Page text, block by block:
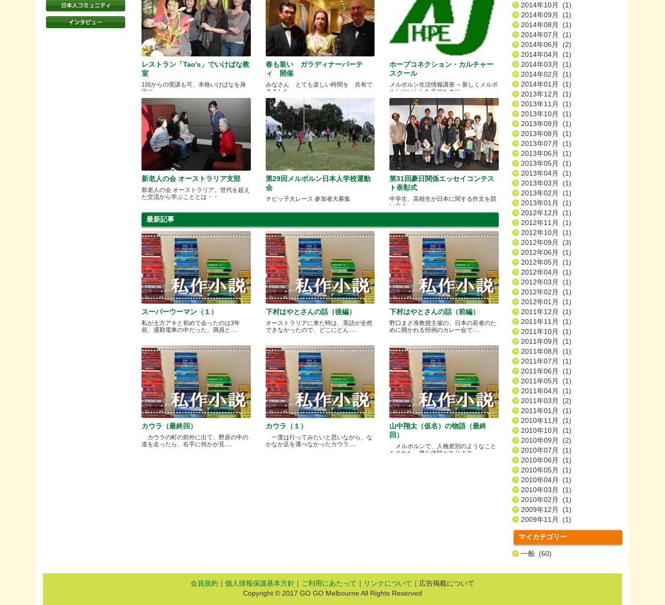
レストラン「Tao's」でいけばな教
室
1回からの受講も可、本格いけばなを身
近に
春も装い ガラディナーパーテ
ィ 開催
みなさん とても楽しい時間を 共有で
きました
ホープコネクション・カルチャー
スクール
メルボルン生活情報講座 ～新しくメルボ
ルンにいらした方のために～
新老人の会 オーストラリア支部
新老人の会 オーストラリア。世代を超え
た交流から学ぶこととは・・
第29回メルボルン日本人学校運動
会
チビッ子大レース 参加者大募集
第31回豪日関係エッセイコンテス
ト表彰式
中学生、高校生が日本に関する作文を競
い合う
最新記事
スーパーウーマン（１）
私が土方アキと初めて会ったのは3年
前。通勤電車の中だった。満員と.....
下村はやとさんの話（後編）
オーストラリアに来た時は、英語が全然
できなかったので、どこにどん.....
下村はやとさんの話（前編）
野口まさ准教授主催の、日本の若者のた
めに開かれる恒例のカレー会で.....
カウラ（最終回）
カウラの町の郊外に出て、野原の中の
道を走ったら、右手に何かが見.....
カウラ（１）
一度は行ってみたいと思いながら、な
かなか足を運べなかったカウラ.....
山中翔太（仮名）の物語（最終
回）
メルボルンで、人種差別のようなこと
をされた、嫌な体験があります.....
2014年10月 (1)
2014年09月 (1)
2014年08月 (1)
2014年07月 (1)
2014年06月 (2)
2014年04月 (1)
2014年03月 (1)
2014年02月 (1)
2014年01月 (1)
2013年12月 (1)
2013年11月 (1)
2013年10月 (1)
2013年09月 (1)
2013年08月 (1)
2013年07月 (1)
2013年06月 (1)
2013年05月 (1)
2013年04月 (1)
2013年03月 (1)
2013年02月 (1)
2013年01月 (1)
2012年12月 (1)
2012年11月 (1)
2012年10月 (1)
2012年09月 (3)
2012年06月 (1)
2012年05月 (1)
2012年04月 (1)
2012年03月 (1)
2012年02月 (1)
2012年01月 (1)
2011年12月 (1)
2011年11月 (1)
2011年10月 (1)
2011年09月 (1)
2011年08月 (1)
2011年07月 (1)
2011年06月 (1)
2011年05月 (1)
2011年04月 (1)
2011年03月 (2)
2011年01月 (1)
2010年11月 (1)
2010年10月 (1)
2010年09月 (2)
2010年07月 (1)
2010年06月 (1)
2010年05月 (1)
2010年04月 (1)
2010年03月 (1)
2010年02月 (1)
2009年12月 (1)
2009年11月 (1)
マイカテゴリー
一般 (60)
会員規約 ｜ 個人情報保護基本方針 ｜ ご利用にあたって ｜ リンクについて ｜広告掲載について
Copyright © 2017 GO GO Melbourne All Rights Reserved